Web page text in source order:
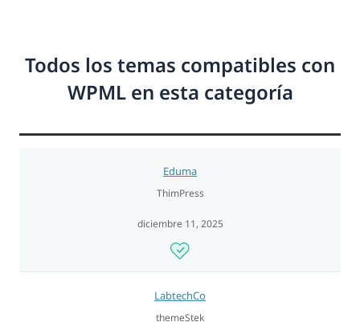
Todos los temas compatibles con
WPML en esta categoría
Eduma
ThimPress
diciembre 11, 2025
LabtechCo
themeStek